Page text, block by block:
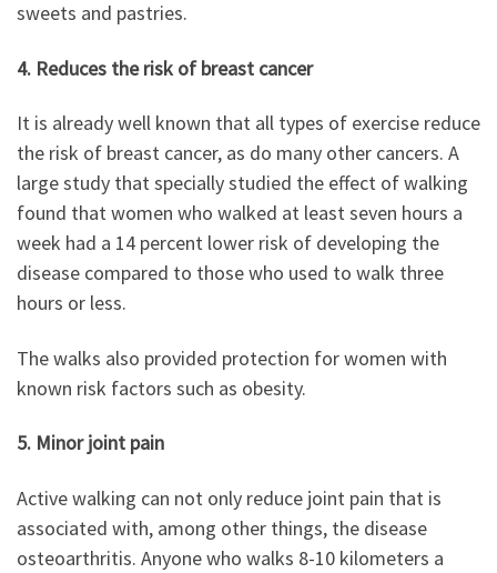
sweets and pastries.
4. Reduces the risk of breast cancer
It is already well known that all types of exercise reduce
the risk of breast cancer, as do many other cancers. A
large study that specially studied the effect of walking
found that women who walked at least seven hours a
week had a 14 percent lower risk of developing the
disease compared to those who used to walk three
hours or less.
The walks also provided protection for women with
known risk factors such as obesity.
5. Minor joint pain
Active walking can not only reduce joint pain that is
associated with, among other things, the disease
osteoarthritis. Anyone who walks 8-10 kilometers a